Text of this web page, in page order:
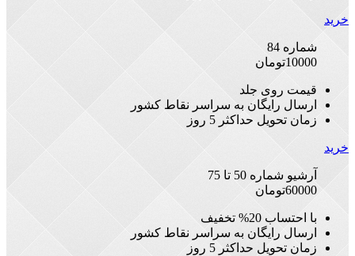
خرید
شماره 84
10000تومان
قیمت روی جلد
ارسال رایگان به سراسر نقاط کشور
زمان تحویل حداکثر 5 روز
خرید
آرشیو شماره 50 تا 75
60000تومان
با احتساب 20% تخفیف
ارسال رایگان به سراسر نقاط کشور
زمان تحویل حداکثر 5 روز